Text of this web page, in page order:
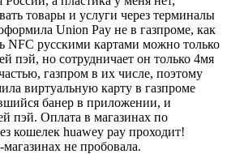
товары и услуги через терминалы
Union Pay не в газпроме, как
NFC русскими картами можно только
пэй, но сотрудничает он только 4мя
газпром в их числе, поэтому
виртуальную карту в газпроме
банер в приложении, и
пэй. Оплата в магазинах по
кошелек huawey pay проходит!
не пробовала.